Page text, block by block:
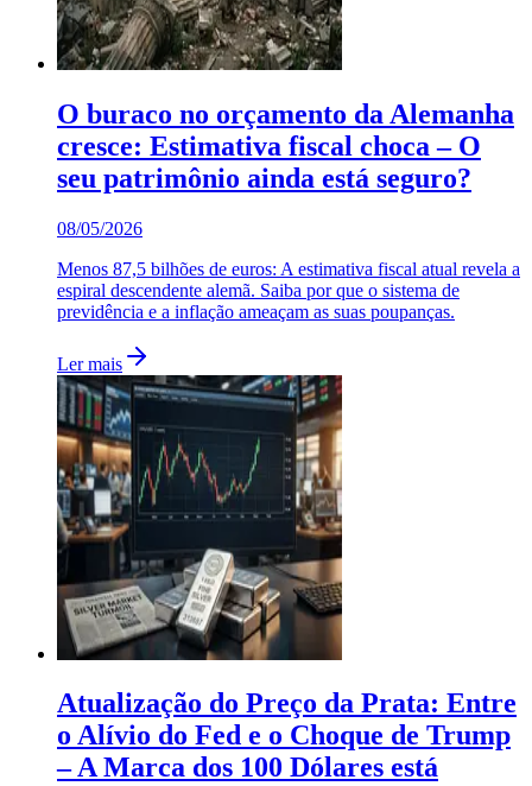
O buraco no orçamento da Alemanha
cresce: Estimativa fiscal choca – O
seu patrimônio ainda está seguro?
08/05/2026
Menos 87,5 bilhões de euros: A estimativa fiscal atual revela a
espiral descendente alemã. Saiba por que o sistema de
previdência e a inflação ameaçam as suas poupanças.
Ler mais
Atualização do Preço da Prata: Entre
o Alívio do Fed e o Choque de Trump
– A Marca dos 100 Dólares está